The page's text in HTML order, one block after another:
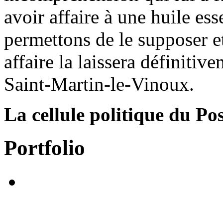
avoir affaire à une huile
permettons de le supposer
affaire la laissera
Saint-Martin-le-Vinoux.
La cellule politique du
Portfolio